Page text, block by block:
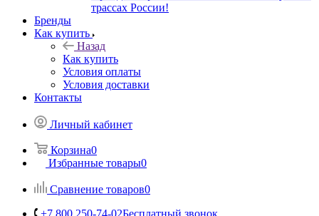
трассах России!
Бренды
Как купить
Назад
Как купить
Условия оплаты
Условия доставки
Контакты
Личный кабинет
Корзина0
Избранные товары0
Сравнение товаров0
+7 800 250-74-02Бесплатный звонок